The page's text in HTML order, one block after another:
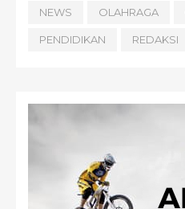
NEWS OLAHRAGA
PENDIDIKAN REDAKSI